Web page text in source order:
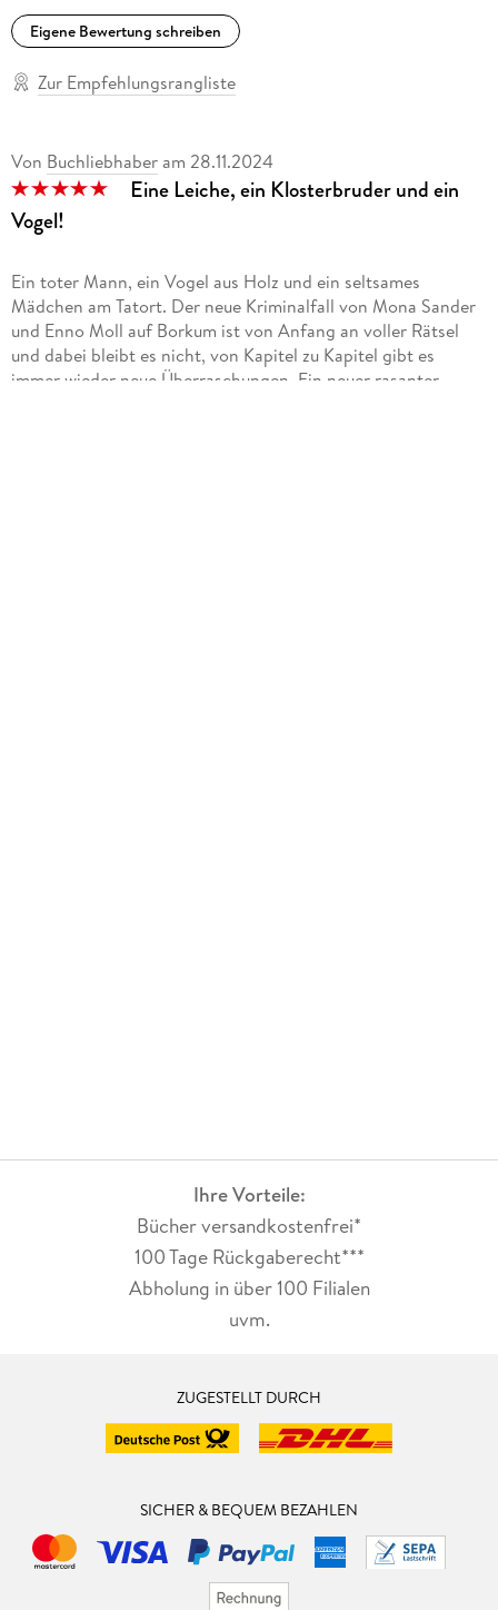
Eigene Bewertung schreiben
Zur Empfehlungsrangliste
Von Buchliebhaber am 28.11.2024
Eine Leiche, ein Klosterbruder und ein
Vogel!
Ein toter Mann, ein Vogel aus Holz und ein seltsames
Mädchen am Tatort. Der neue Kriminalfall von Mona Sander
und Enno Moll auf Borkum ist von Anfang an voller Rätsel
und dabei bleibt es nicht, von Kapitel zu Kapitel gibt es
immer wieder neue Überraschungen. Ein neuer rasanter
Ihre Vorteile:
Bücher versandkostenfrei*
100 Tage Rückgaberecht***
Abholung in über 100 Filialen
uvm.
ZUGESTELLT DURCH
SICHER & BEQUEM BEZAHLEN